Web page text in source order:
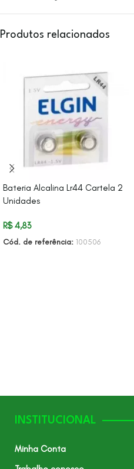
Produtos relacionados
Bateria Alcalina Lr44 Cartela 2
Unidades
R$4,83
Cód. de referência: 100506
INSTITUCIONAL
Minha Conta